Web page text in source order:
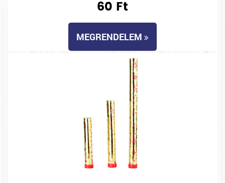
60 Ft
MEGRENDELEM